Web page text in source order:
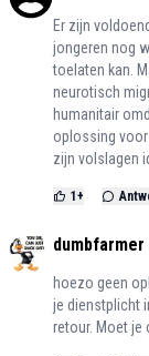
Er zijn
jongeren nog
toelaten kan.
neurotisch
humanitair
oplossing
zijn volslagen
1 +
dumbfarmer
hoezo geen
je dienstplicht
retour. Moet je